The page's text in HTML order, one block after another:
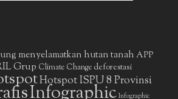
menyelamatkan hutan tanah APP
Grup Climate Change deforestasi
Hotspot ISPU 8 Provinsi
Infographic Infographic